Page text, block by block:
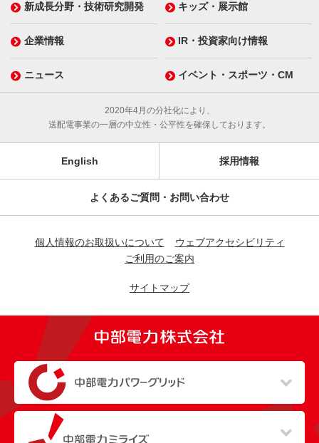
新成長分野・技術研究開発 キッズ・展示館
企業情報 IR・投資家向け情報
ニュース イベント・スポーツ・CM
2020年4月の分社化により、
送配電事業の一層の中立性・公平性を確保しております。
English 採用情報
よくあるご質問・お問い合わせ
個人情報のお取扱いについて
ウェブアクセシビリティ
ご利用のご案内
サイトマップ
（新しいウィンドウを開きます）